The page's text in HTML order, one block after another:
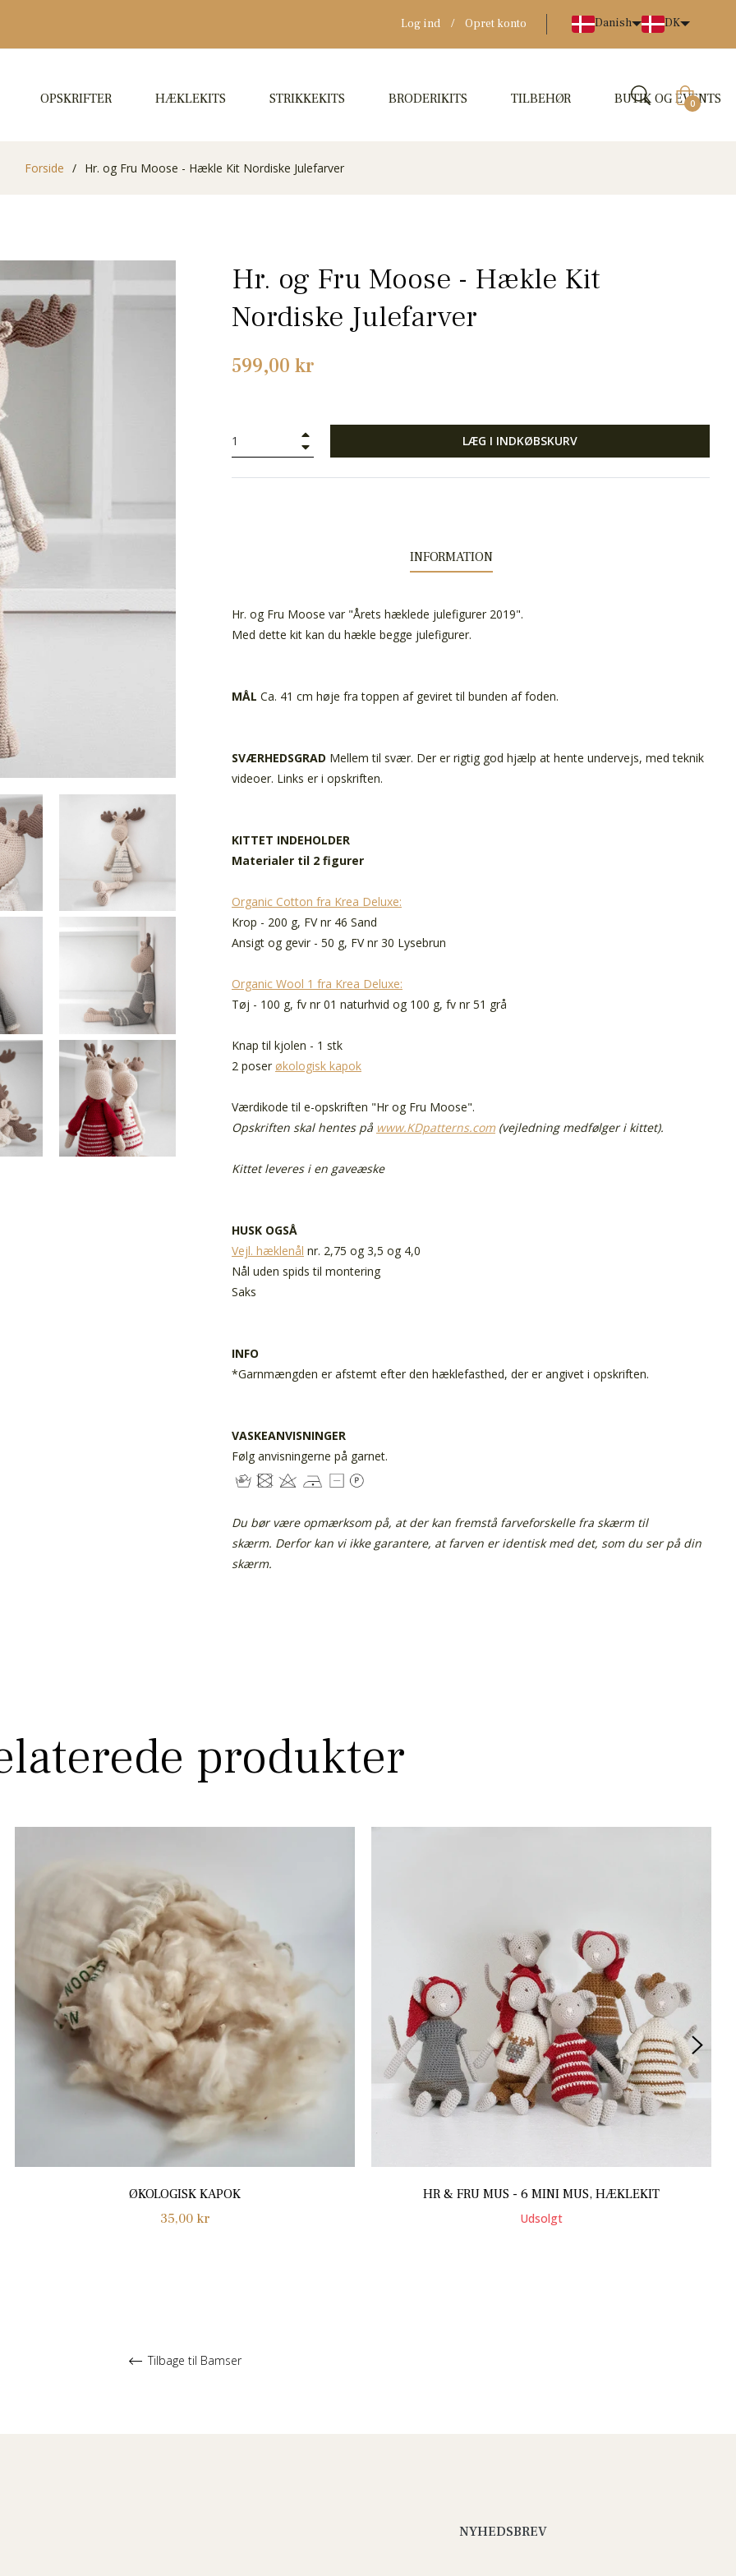
Log ind / Opret konto Danish DK
OPSKRIFTER HÆKLEKITS STRIKKEKITS BRODERIKITS TILBEHØR BUTIK OG EVENTS
0
Forside / Hr. og Fru Moose - Hækle Kit Nordiske Julefarver
Hr. og Fru Moose - Hækle Kit
Nordiske Julefarver
Normalpris
599,00 kr
LÆG I INDKØBSKURV
INFORMATION
Hr. og Fru Moose var "Årets hæklede julefigurer 2019".
Med dette kit kan du hækle begge julefigurer.
MÅL Ca. 41 cm høje fra toppen af geviret til bunden af foden.
SVÆRHEDSGRAD Mellem til svær. Der er rigtig god hjælp at hente undervejs, med teknik
videoer. Links er i opskriften.
KITTET INDEHOLDER
Materialer til 2 figurer
Organic Cotton fra Krea Deluxe:
Krop - 200 g, FV nr 46 Sand
Ansigt og gevir - 50 g, FV nr 30 Lysebrun
Organic Wool 1 fra Krea Deluxe:
Tøj - 100 g, fv nr 01 naturhvid og 100 g, fv nr 51 grå
Knap til kjolen - 1 stk
2 poser økologisk kapok
Værdikode til e-opskriften "Hr og Fru Moose".
Opskriften skal hentes på www.KDpatterns.com (vejledning medfølger i kittet).
Kittet leveres i en gaveæske
HUSK OGSÅ
Vejl. hæklenål nr. 2,75 og 3,5 og 4,0
Nål uden spids til montering
Saks
INFO
*Garnmængden er afstemt efter den hæklefasthed, der er angivet i opskriften.
VASKEANVISNINGER
Følg anvisningerne på garnet.
Du bør være opmærksom på, at der kan fremstå farveforskelle fra skærm til
skærm. Derfor kan vi ikke garantere, at farven er identisk med det, som du ser på din
skærm.
produkter
ØKOLOGISK KAPOK
Normalpris
35,00 kr
HR & FRU MUS - 6 MINI MUS, HÆKLEKIT
Udsolgt
Tilbage til Bamser
NYHEDSBREV